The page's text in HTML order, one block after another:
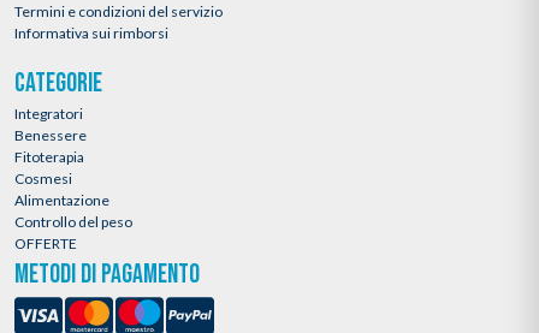
Termini e condizioni del servizio
Informativa sui rimborsi
CATEGORIE
Integratori
Benessere
Fitoterapia
Cosmesi
Alimentazione
Controllo del peso
OFFERTE
METODI DI PAGAMENTO